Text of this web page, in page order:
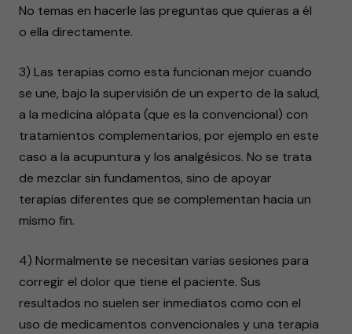
No temas en hacerle las preguntas que quieras a él
o ella directamente.
3) Las terapias como esta funcionan mejor cuando
se une, bajo la supervisión de un experto de la salud,
a la medicina alópata (que es la convencional) con
tratamientos complementarios, por ejemplo en este
caso a la acupuntura y los analgésicos. No se trata
de mezclar sin fundamentos, sino de apoyar
terapias diferentes que se complementan hacia un
mismo fin.
4) Normalmente se necesitan varias sesiones para
corregir el dolor que tiene el paciente. Sus
resultados no suelen ser inmediatos como con el
uso de medicamentos convencionales y una terapia